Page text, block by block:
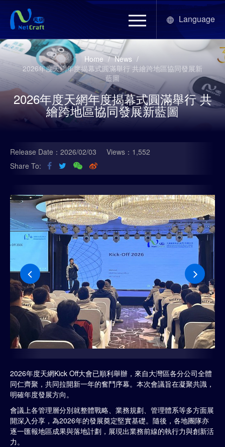
Language
Home / News /
2026年度天網年度揭幕式圓滿舉行 共繪跨地區協同發展新
藍圖
2026年度天網年度揭幕式圓滿舉行 共
繪跨地區協同發展新藍圖
Release Date：2026/02/03
Views：1,552
Share To:
2026年度天網Kick Off大會已順利舉辦，來自大灣區各分公司全體
同仁齊聚，共同拉開新一年的奮鬥序幕。本次會議旨在凝聚共識，
明確年度發展方向。
會議上各管理層分別就整體戰略、業務規劃、管理體系等多方面展
開深入分享，為2026年的發展奠定堅實基礎。隨後，各地團隊亦
逐一匯報地區成果與落地計劃，展現出業務前線的執行力與創新活
力。